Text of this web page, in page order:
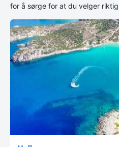
for å sørge for at du velger